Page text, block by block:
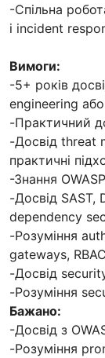
-Спільна
і incident
Вимоги:
-5+ років
engineering
-Практичний
-Досвід threat
практичні
-Знання
-Досвід SAST,
dependency
-Розуміння
gateways,
-Досвід
-Розуміння
Бажано:
-Досвід з
-Розуміння